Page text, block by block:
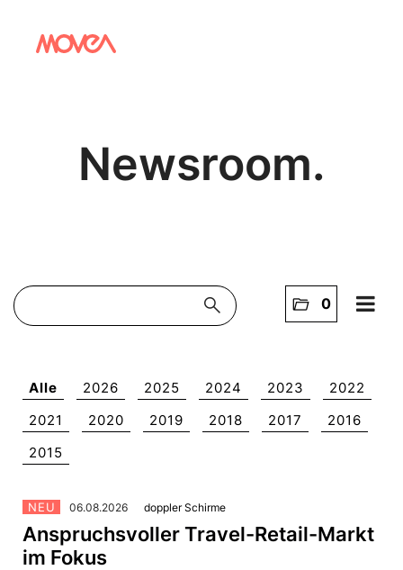
Newsroom.
search folder_open 0
ALPENRIND
Barmherzige Brüder Salzburg
Bring!
doppler Schirme
Gira
Alle 2026 2025 2024 2023
2022
2021
2020 2019 2018 2017
2016
2015
NEU 06.08.2026 doppler Schirme
Anspruchsvoller Travel-Retail-Markt
im Fokus